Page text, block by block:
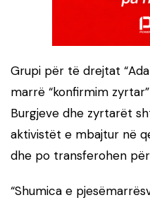
Grupi për të drejtat
marrë “konfirmim
Burgjeve dhe zyrtarët
aktivistët e mbajtur në
dhe po transferohen
“Shumica e